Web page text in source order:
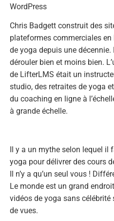
WordPress
Chris Badgett construit des
plateformes commerciales
de yoga depuis une
dérouler bien et moins bien.
de LifterLMS était un
studio, des retraites de yoga
du coaching en ligne à
à grande échelle.
Il y a un mythe selon lequel il
yoga pour délivrer des cours
Il n’y a qu’un seul vous !
Le monde est un grand
vidéos de yoga sans célébrité
de vues.